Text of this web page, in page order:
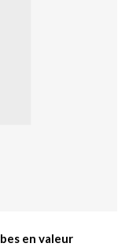
en valeur